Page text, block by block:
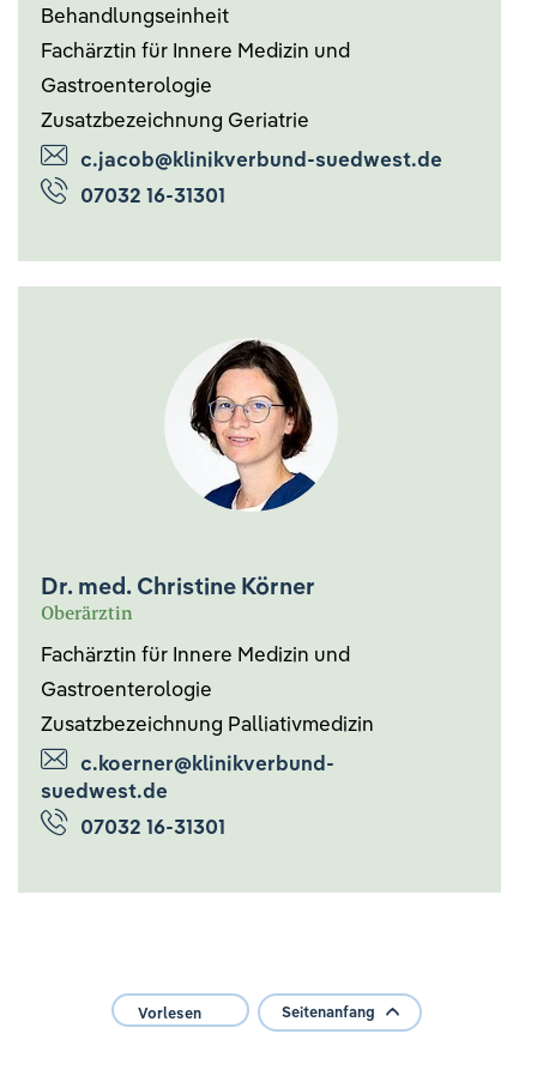
Behandlungseinheit
Fachärztin für Innere Medizin und
Gastroenterologie
Zusatzbezeichnung Geriatrie
c.jacob@klinikverbund-suedwest.de
07032 16-31301
Dr. med. Christine Körner
Oberärztin
Fachärztin für Innere Medizin und
Gastroenterologie
Zusatzbezeichnung Palliativmedizin
c.koerner@klinikverbund-
suedwest.de
07032 16-31301
Vorlesen Seitenanfang